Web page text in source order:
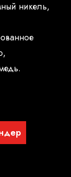
никель,